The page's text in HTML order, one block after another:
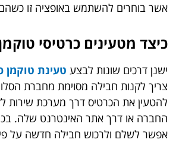
אשר בוחרים להשתמש באופציה זו
כיצד מטעינים כרטיסי
ישנן דרכים שונות לבצע טעינת טוקמן
צריך לקנות חבילה מסוימת מחברת
להטעין את הכרטיס דרך מערכת שירות
החברה או דרך אתר האינטרנט שלה.
אפשר לשלם ולרכוש חבילה חדשה על